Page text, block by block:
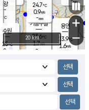
용인
23.9℃
1.6m/s
mm
의왕
- ℃
m/s
mm
기흥구갈
23.6℃
1.7m/s
-
24.7℃
0.9m/s
-mm
수원
25℃
2 m/s
+
−
20 km